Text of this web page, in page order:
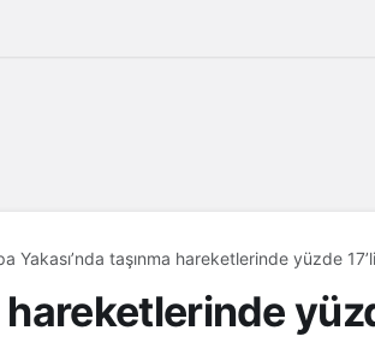
Yakası’nda taşınma hareketlerinde yüzde
hareketlerinde